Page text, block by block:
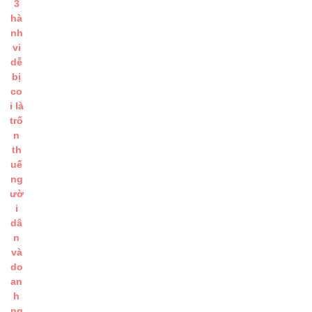
3
hà
nh
vi
dễ
bị
co
i là
trố
n
th
uế
ng
ườ
i
dâ
n
và
do
an
h